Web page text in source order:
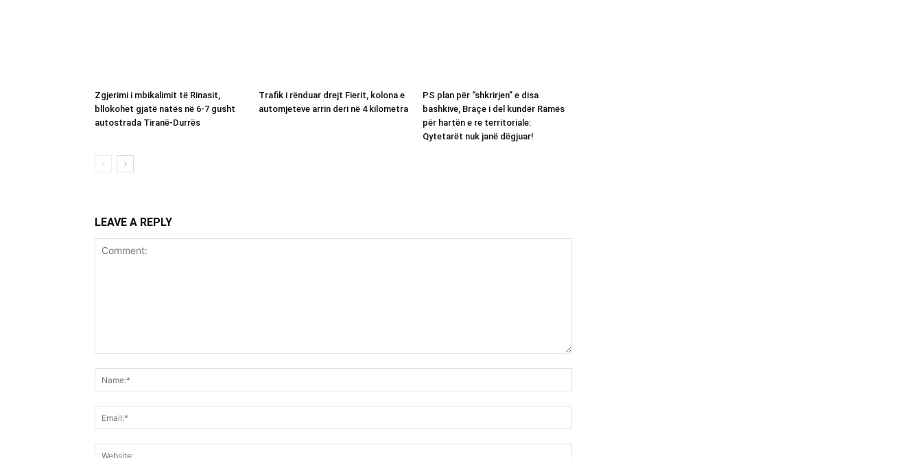
Zgjerimi i mbikalimit të Rinasit,
bllokohet gjatë natës në 6-7 gusht
autostrada Tiranë-Durrës
Trafik i rënduar drejt Fierit, kolona e
automjeteve arrin deri në 4 kilometra
PS plan për “shkrirjen” e disa
bashkive, Braçe i del kundër Ramës
për hartën e re territoriale:
Qytetarët nuk janë dëgjuar!
LEAVE A REPLY